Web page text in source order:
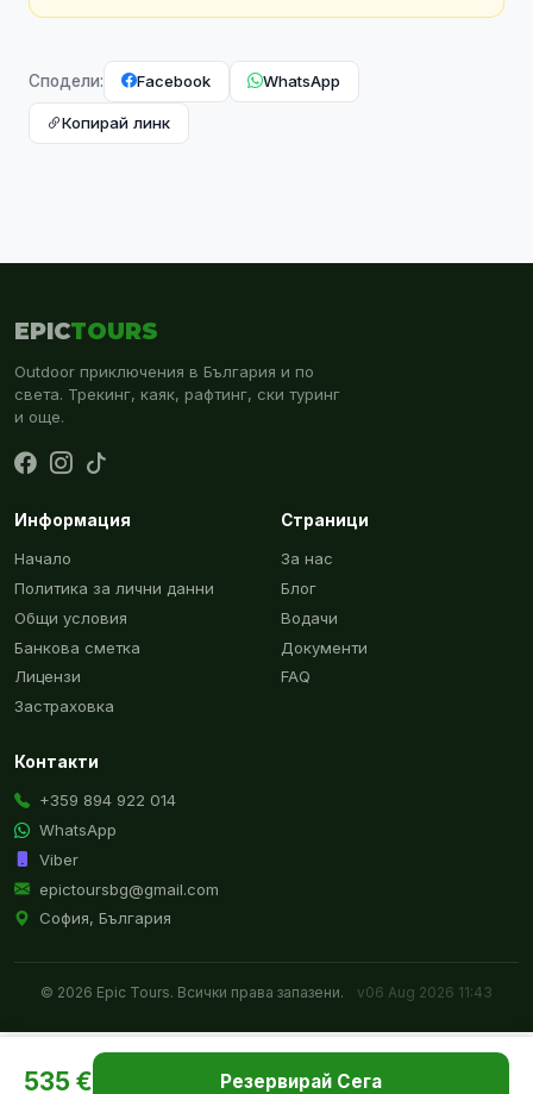
Сподели: Facebook WhatsApp
Копирай линк
535 € Резервирай Сега
EPICTOURS
Outdoor приключения в България и по
света. Трекинг, каяк, рафтинг, ски туринг
и още.
Информация
Начало
Политика за лични данни
Общи условия
Банкова сметка
Лицензи
Застраховка
Страници
За нас
Блог
Водачи
Документи
FAQ
Контакти
+359 894 922 014
WhatsApp
Viber
epictoursbg@gmail.com
София, България
© 2026 Epic Tours. Всички права запазени. v06 Aug 2026 11:43